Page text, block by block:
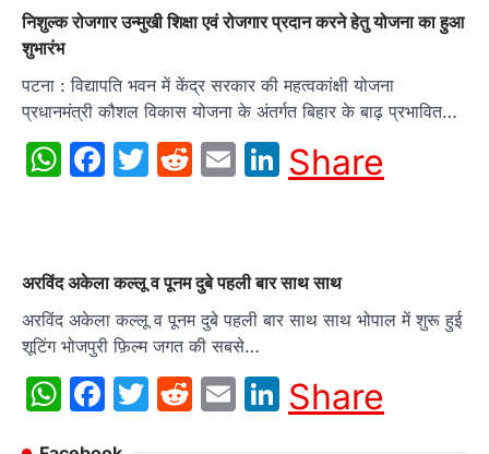
निशुल्क रोजगार उन्मुखी शिक्षा एवं रोजगार प्रदान करने हेतु योजना का हुआ
शुभारंभ
पटना : विद्यापति भवन में केंद्र सरकार की महत्वकांक्षी योजना
प्रधानमंत्री कौशल विकास योजना के अंतर्गत बिहार के बाढ़ प्रभावित…
WhatsApp
Facebook
Twitter
Reddit
EmailLinkedIn
Share
अरविंद अकेला कल्लू व पूनम दुबे पहली बार साथ साथ
अरविंद अकेला कल्लू व पूनम दुबे पहली बार साथ साथ भोपाल में शुरू हुई
शूटिंग भोजपुरी फ़िल्म जगत की सबसे…
WhatsApp
Facebook
Twitter
Reddit
EmailLinkedIn
Share